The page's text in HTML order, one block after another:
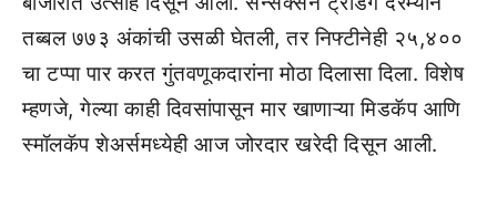
तब्बल ७७३ अंकांची उसळी घेतली, तर निफ्टीनेही २५,४००
चा टप्पा पार करत गुंतवणूकदारांना मोठा दिलासा दिला. विशेष
म्हणजे, गेल्या काही दिवसांपासून मार खाणाऱ्या मिडकॅप आणि
स्मॉलकॅप शेअर्समध्येही आज जोरदार खरेदी दिसून आली.